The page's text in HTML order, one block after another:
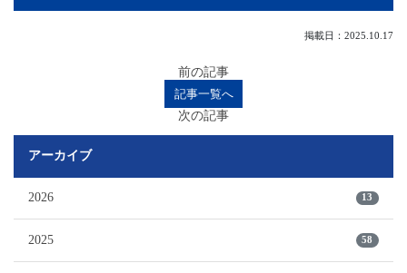
掲載日：2025.10.17
前の記事
記事一覧へ
次の記事
アーカイブ
2026 13
2025 58